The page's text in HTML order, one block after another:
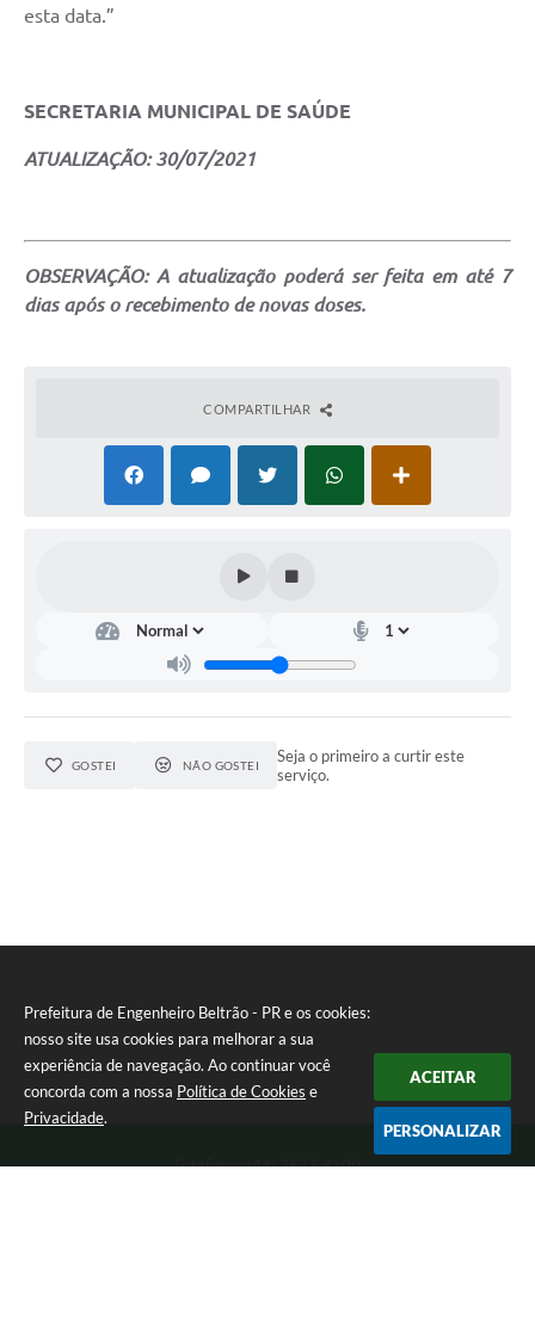
Prefeitura de Engenheiro Beltrão - PR e os cookies:
nosso site usa cookies para melhorar a sua
experiência de navegação. Ao continuar você
concorda com a nossa Política de Cookies e
Privacidade.
ACEITAR
PERSONALIZAR
esta data.”
SECRETARIA MUNICIPAL DE SAÚDE
ATUALIZAÇÃO: 30/07/2021
OBSERVAÇÃO: A atualização poderá ser feita em até 7
dias após o recebimento de novas doses.
COMPARTILHAR
GOSTEI NÃO GOSTEI
Seja o primeiro a curtir este
serviço.
Telefone: (44) 3537-8100